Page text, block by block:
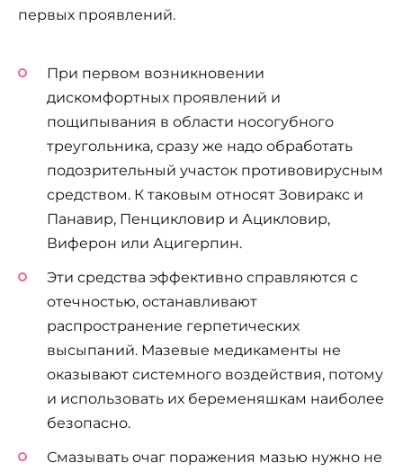
первых проявлений.
При первом возникновении
дискомфортных проявлений и
пощипывания в области носогубного
треугольника, сразу же надо обработать
подозрительный участок противовирусным
средством. К таковым относят Зовиракс и
Панавир, Пенцикловир и Ацикловир,
Виферон или Ацигерпин.
Эти средства эффективно справляются с
отечностью, останавливают
распространение герпетических
высыпаний. Мазевые медикаменты не
оказывают системного воздействия, потому
и использовать их беременяшкам наиболее
безопасно.
Смазывать очаг поражения мазью нужно не